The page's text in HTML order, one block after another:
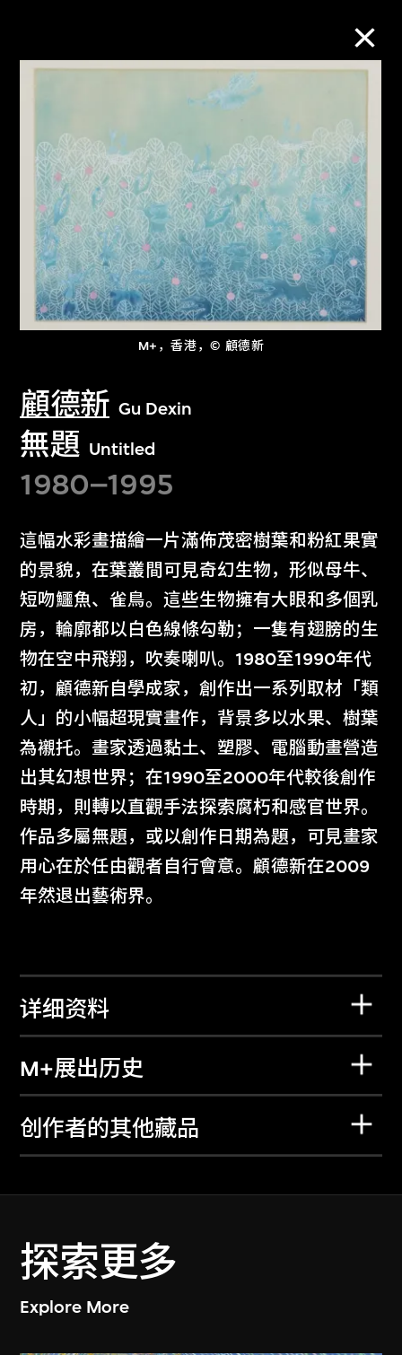
M+，香港，© 顧德新
顧德新 Gu Dexin
無題 Untitled
1980–1995
這幅水彩畫描繪一片滿佈茂密樹葉和粉紅果實
的景貌，在葉叢間可見奇幻生物，形似母牛、
短吻鱷魚、雀鳥。這些生物擁有大眼和多個乳
房，輪廓都以白色線條勾勒；一隻有翅膀的生
物在空中飛翔，吹奏喇叭。1980至1990年代
初，顧德新自學成家，創作出一系列取材「類
人」的小幅超現實畫作，背景多以水果、樹葉
為襯托。畫家透過黏土、塑膠、電腦動畫營造
出其幻想世界；在1990至2000年代較後創作
時期，則轉以直觀手法探索腐朽和感官世界。
作品多屬無題，或以創作日期為題，可見畫家
用心在於任由觀者自行會意。顧德新在2009
年然退出藝術界。
详细资料
M+展出历史
创作者的其他藏品
探索更多
Explore More
M+藏品
进一步筛选 搜索
关于M+藏品
探索世界顶级的二十及二十一世纪视觉